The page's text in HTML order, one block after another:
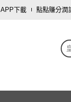
APP下載 點點賺分潤